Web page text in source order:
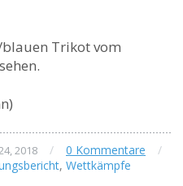
Trikot vom
2018 / 0 Kommentare
/
, Wettkämpfe